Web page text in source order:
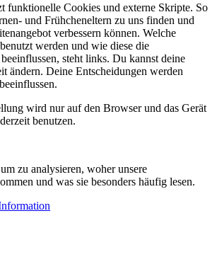
funktionelle Cookies und externe Skripte. So
und Frühcheneltern zu uns finden und
verbessern können. Welche
werden und wie diese die
steht links. Du kannst deine
ändern. Deine Entscheidungen werden
wird nur auf den Browser und das Gerät
benutzen.
zu analysieren, woher unsere
und was sie besonders häufig lesen.